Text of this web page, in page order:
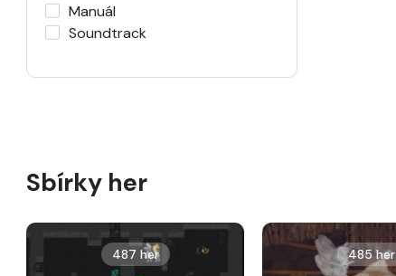
Manuál
Soundtrack
Sbírky her
487 her 485 her